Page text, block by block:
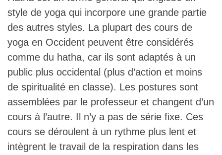
style de yoga qui incorpore une grande partie
des autres styles. La plupart des cours de
yoga en Occident peuvent être considérés
comme du hatha, car ils sont adaptés à un
public plus occidental (plus d’action et moins
de spiritualité en classe). Les postures sont
assemblées par le professeur et changent d’un
cours à l’autre. Il n’y a pas de série fixe. Ces
cours se déroulent à un rythme plus lent et
intègrent le travail de la respiration dans les